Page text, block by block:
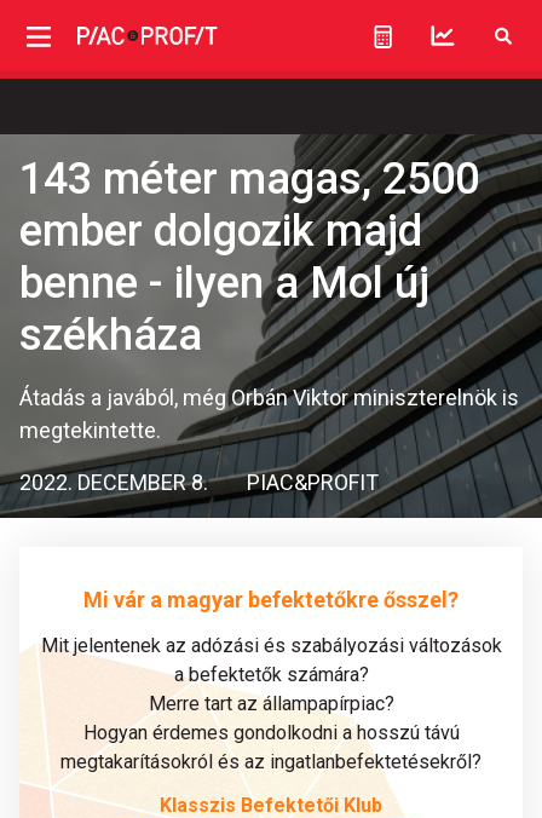
143 méter magas, 2500
ember dolgozik majd
benne - ilyen a Mol új
székháza
Átadás a javából, még Orbán Viktor miniszterelnök is
megtekintette.
2022. DECEMBER 8. PIAC&PROFIT
Mi vár a magyar befektetőkre ősszel?
Mit jelentenek az adózási és szabályozási változások
a befektetők számára?
Merre tart az állampapírpiac?
Hogyan érdemes gondolkodni a hosszú távú
megtakarításokról és az ingatlanbefektetésekről?
Klasszis Befektetői Klub